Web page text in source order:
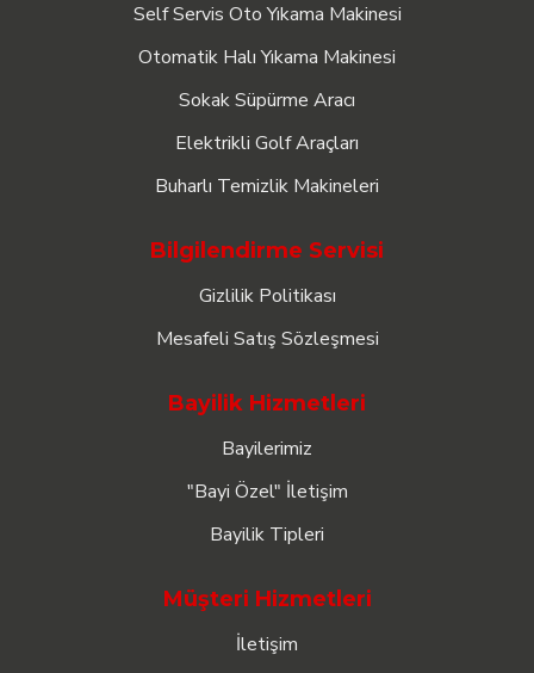
Self Servis Oto Yıkama Makinesi
Otomatik Halı Yıkama Makinesi
Sokak Süpürme Aracı
Elektrikli Golf Araçları
Buharlı Temizlik Makineleri
Bilgilendirme Servisi
Gizlilik Politikası
Mesafeli Satış Sözleşmesi
Bayilik Hizmetleri
Bayilerimiz
"Bayi Özel" İletişim
Bayilik Tipleri
Müşteri Hizmetleri
İletişim